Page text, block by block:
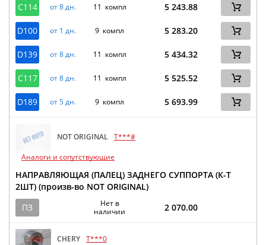
C114 от 8 дн. 11 компл 5 243.88
D100 от 1 дн. 9 компл 5 283.20
D139 от 8 дн. 11 компл 5 434.32
C117 от 8 дн. 11 компл 5 525.52
D189 от 5 дн. 9 компл 5 693.99
NOT ORIGINAL T***#
Аналоги и сопутствующие
НАПРАВЛЯЮЩАЯ (ПАЛЕЦ) ЗАДНЕГО СУППОРТА (К-Т
2ШТ) (произв-во NOT ORIGINAL)
ПЗ
Нет в
наличии
2 070.00
CHERY T***0